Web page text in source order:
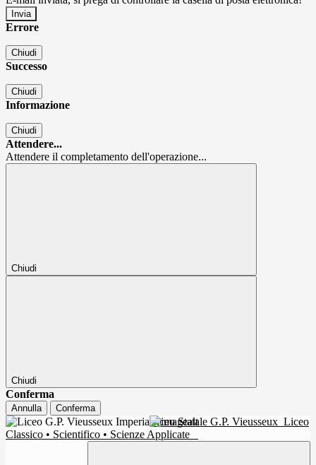
Errore
Chiudi
Successo
Chiudi
Informazione
Chiudi
Attendere...
Attendere il completamento dell'operazione...
Chiudi
Chiudi
Conferma
Annulla Conferma
Liceo Statale G.P. Vieusseux Liceo
Classico • Scientifico • Scienze Applicate